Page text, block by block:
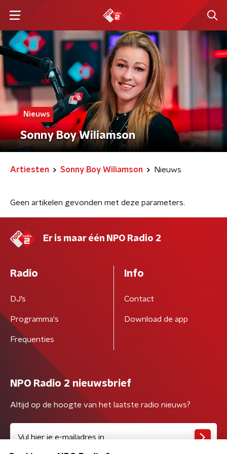
Nieuws
Sonny Boy Wiliamson
Artiesten Sonny Boy Wiliamson Nieuws
Geen artikelen gevonden met deze parameters.
Er is maar één NPO Radio 2
Radio
DJ’s
Programma's
Frequenties
Info
Contact
Download de app
NPO Radio 2 nieuwsbrief
Altijd op de hoogte van het laatste radio nieuws?